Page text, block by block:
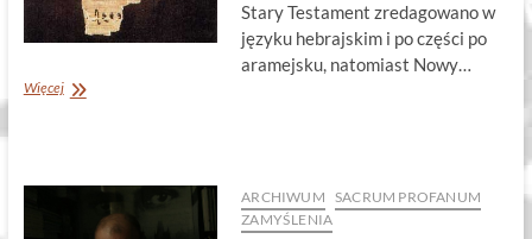
Stary Testament zredagowano w
języku hebrajskim i po części po
aramejsku, natomiast Nowy…
WięcejJęzyki
ARCHIWUM SACRUM PROFANUM
ZAMYŚLENIA